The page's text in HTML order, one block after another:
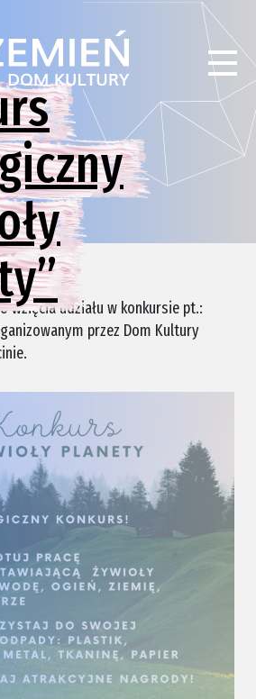
wzięcia udziału w konkursie pt.:
przez Dom Kultury